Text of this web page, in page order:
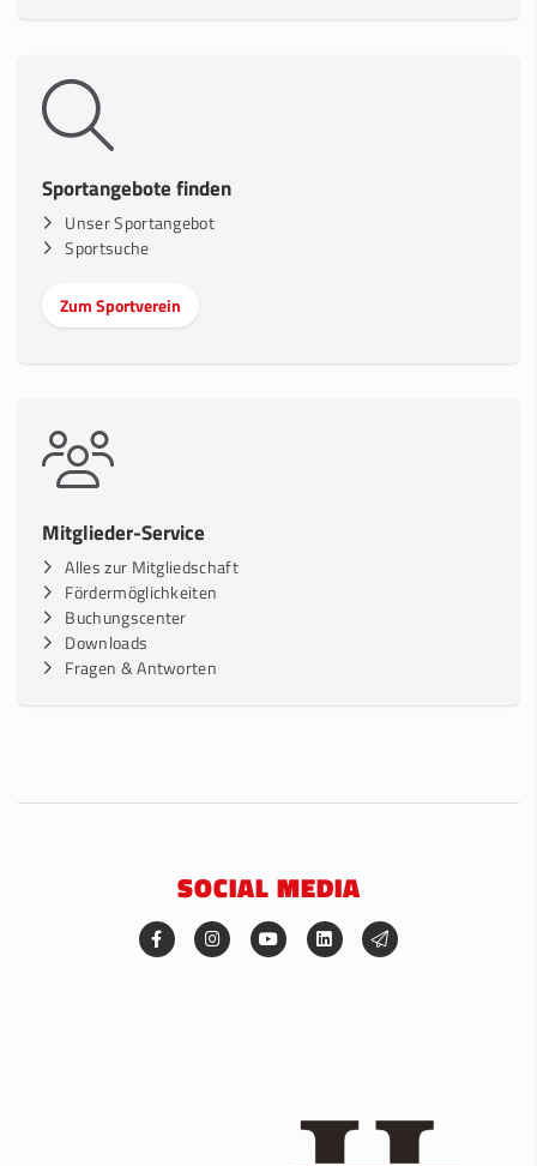
Sportangebote finden
Unser Sportangebot
Sportsuche
Zum Sportverein
Mitglieder-Service
Alles zur Mitgliedschaft
Fördermöglichkeiten
Buchungscenter
Downloads
Fragen & Antworten
SOCIAL MEDIA